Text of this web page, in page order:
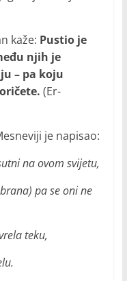
kaže: Pustio je
njih je
– pa koju
(Er-
je napisao:
na ovom svijetu,
pa se oni ne
teku,